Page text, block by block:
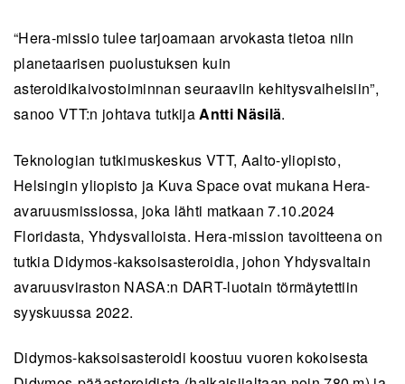
“Hera-missio tulee tarjoamaan arvokasta tietoa niin
planetaarisen puolustuksen kuin
asteroidikaivostoiminnan seuraaviin kehitysvaiheisiin”,
sanoo VTT:n johtava tutkijaAntti Näsilä.
Teknologian tutkimuskeskus VTT, Aalto-yliopisto,
Helsingin yliopisto ja Kuva Space ovat mukana Hera-
avaruusmissiossa, joka lähti matkaan 7.10.2024
Floridasta, Yhdysvalloista. Hera-mission tavoitteena on
tutkia Didymos-kaksoisasteroidia, johon Yhdysvaltain
avaruusviraston NASA:n DART-luotain törmäytettiin
syyskuussa 2022.
Didymos-kaksoisasteroidi koostuu vuoren kokoisesta